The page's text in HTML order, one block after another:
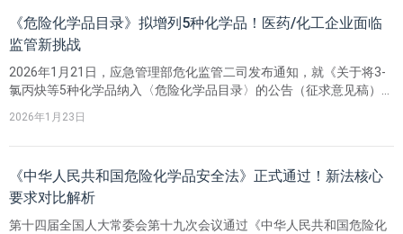
《危险化学品目录》拟增列5种化学品！医药/化工企业面临
监管新挑战
2026年1月21日，应急管理部危化监管二司发布通知，就《关于将3-
氯丙炔等5种化学品纳入〈危险化学品目录〉的公告（征求意见稿）》
公开征求意见。拟新增的5种精细化学品主要用于医药中间体和有机反
应试剂，纳入目录后将被明确定义为危险化学品，其生产、储存、运
输和使用将实行全生命周期严格监管。文章建议相关企业立即开展自
2026年1月23日
《中华人民共和国危险化学品安全法》正式通过！新法核心
要求对比解析
第十四届全国人大常委会第十九次会议通过《中华人民共和国危险化